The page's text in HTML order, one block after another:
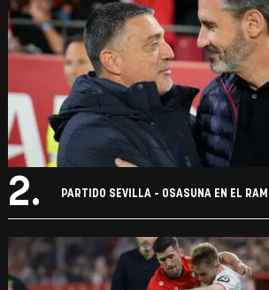
2. PARTIDO SEVILLA - OSASUNA EN EL